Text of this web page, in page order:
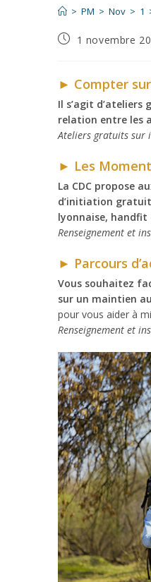
> PM > Nov > 1
1 novembre
► Compter
Il s’agit
relation entre les
Ateliers gratuits sur
► Les
La CDC propose
d’initiation
lyonnaise, handfit
Renseignement et
► Parcours
Vous souhaitez
sur un maintien
pour vous aider à
Renseignement et